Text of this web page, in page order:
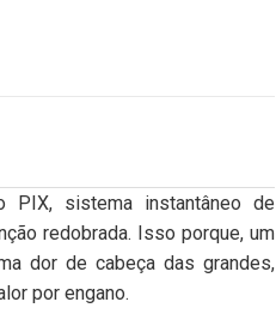
sistema instantâneo de
redobrada. Isso porque, um
dor de cabeça das grandes,
por engano.